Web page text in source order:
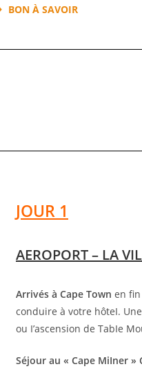
BON À SAVOIR
JOUR 1
AEROPORT – LA
Arrivés à Cape Town en
conduire à votre hôteI.
ou I’ascension de TabIe
Séjour au « Cape MiIner